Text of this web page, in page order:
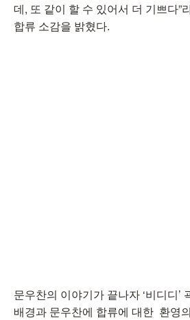
데, 또 같이 할 수 있어서 더 기쁘다”
합류 소감을 밝혔다.
문우찬의 이야기가 끝나자 ‘비디디’
배경과 문우찬에 합류에 대한 환영